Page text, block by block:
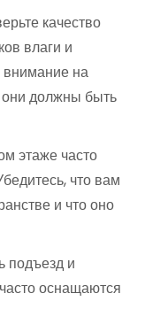
качество
влаги и
на
должны быть
этаже часто
что вам
и что оно
подъезд и
оснащаются